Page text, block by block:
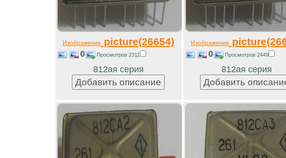
Изображение picture(26654)
0 Просмотров 2311
812ая серия
Изображение
0 Просмотров 2449
812ая серия